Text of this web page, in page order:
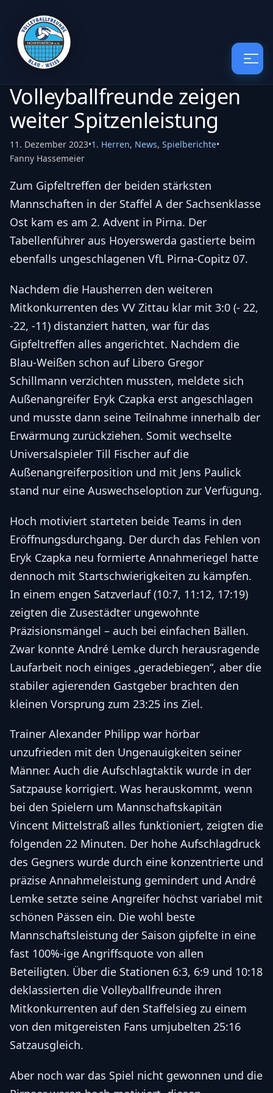
Volleyballfreunde zeigen
weiter Spitzenleistung
11. Dezember 2023•1. Herren, News, Spielberichte•
Fanny Hassemeier
Zum Gipfeltreffen der beiden stärksten
Mannschaften in der Staffel A der Sachsenklasse
Ost kam es am 2. Advent in Pirna. Der
Tabellenführer aus Hoyerswerda gastierte beim
ebenfalls ungeschlagenen VfL Pirna-Copitz 07.
Nachdem die Hausherren den weiteren
Mitkonkurrenten des VV Zittau klar mit 3:0 (- 22,
-22, -11) distanziert hatten, war für das
Gipfeltreffen alles angerichtet. Nachdem die
Blau-Weißen schon auf Libero Gregor
Schillmann verzichten mussten, meldete sich
Außenangreifer Eryk Czapka erst angeschlagen
und musste dann seine Teilnahme innerhalb der
Erwärmung zurückziehen. Somit wechselte
Universalspieler Till Fischer auf die
Außenangreiferposition und mit Jens Paulick
stand nur eine Auswechseloption zur Verfügung.
Hoch motiviert starteten beide Teams in den
Eröffnungsdurchgang. Der durch das Fehlen von
Eryk Czapka neu formierte Annahmeriegel hatte
dennoch mit Startschwierigkeiten zu kämpfen.
In einem engen Satzverlauf (10:7, 11:12, 17:19)
zeigten die Zusestädter ungewohnte
Präzisionsmängel – auch bei einfachen Bällen.
Zwar konnte André Lemke durch herausragende
Laufarbeit noch einiges „geradebiegen“, aber die
stabiler agierenden Gastgeber brachten den
kleinen Vorsprung zum 23:25 ins Ziel.
Trainer Alexander Philipp war hörbar
unzufrieden mit den Ungenauigkeiten seiner
Männer. Auch die Aufschlagtaktik wurde in der
Satzpause korrigiert. Was herauskommt, wenn
bei den Spielern um Mannschaftskapitän
Vincent Mittelstraß alles funktioniert, zeigten die
folgenden 22 Minuten. Der hohe Aufschlagdruck
des Gegners wurde durch eine konzentrierte und
präzise Annahmeleistung gemindert und André
Lemke setzte seine Angreifer höchst variabel mit
schönen Pässen ein. Die wohl beste
Mannschaftsleistung der Saison gipfelte in eine
fast 100%-ige Angriffsquote von allen
Beteiligten. Über die Stationen 6:3, 6:9 und 10:18
deklassierten die Volleyballfreunde ihren
Mitkonkurrenten auf den Staffelsieg zu einem
von den mitgereisten Fans umjubelten 25:16
Satzausgleich.
Aber noch war das Spiel nicht gewonnen und die